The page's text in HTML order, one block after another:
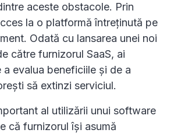
aceste obstacole. Prin
la o platformă întreținută pe
Odată cu lansarea unei noi
către furnizorul SaaS, ai
evalua beneficiile și de a
să extinzi serviciul.
al utilizării unui software
că furnizorul își asumă